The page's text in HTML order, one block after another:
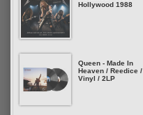
Hollywood 1988
Queen - Made In
Heaven / Reedice /
Vinyl / 2LP